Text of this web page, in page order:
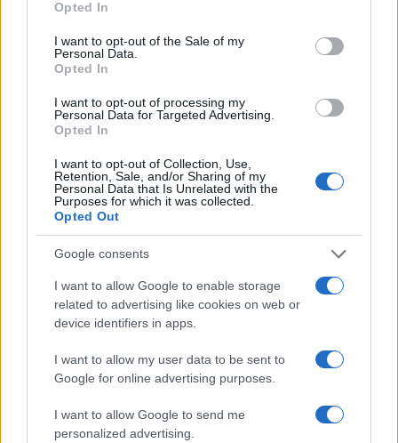
use your data for below specified purposes in below Google
consent section.
Opted In
I want to opt-out of the Sale of my
Personal Data.
Opted In
I want to opt-out of processing my
Personal Data for Targeted Advertising.
Opted In
I want to opt-out of Collection, Use,
Retention, Sale, and/or Sharing of my
Personal Data that Is Unrelated with the
Purposes for which it was collected.
Opted Out
Google consents
I want to allow Google to enable storage
related to advertising like cookies on web or
device identifiers in apps.
I want to allow my user data to be sent to
Google for online advertising purposes.
I want to allow Google to send me
personalized advertising.
Impostazioni telefono e avvisi: ecosistema per
attenzione sana
PIÙ LETTI
XPENG Partner del Teatro del Silenzio 2026: Veicoli
Rilancio degli impianti sciistici in Val Vigezzo, Val
Formazza e Valle Antrona
Scoperte carcasse di moto e motori in container
destinati al Senegal
Muniain brilla in maglia blu e granata.